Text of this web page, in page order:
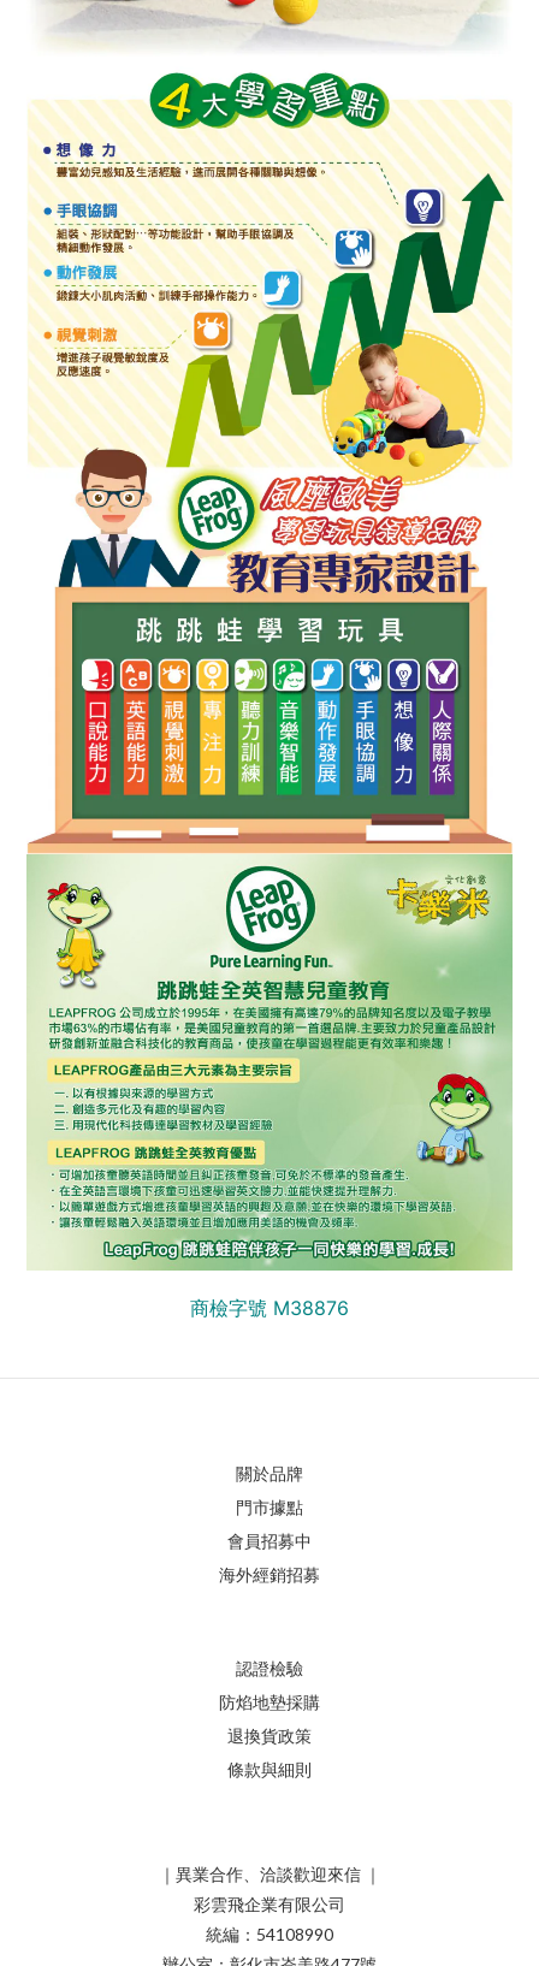
商檢字號 M38876
關於品牌
門市據點
會員招募中
海外經銷招募
認證檢驗
防焰地墊採購
退換貨政策
條款與細則
｜異業合作、洽談歡迎來信 ｜
彩雲飛企業有限公司
統編：54108990